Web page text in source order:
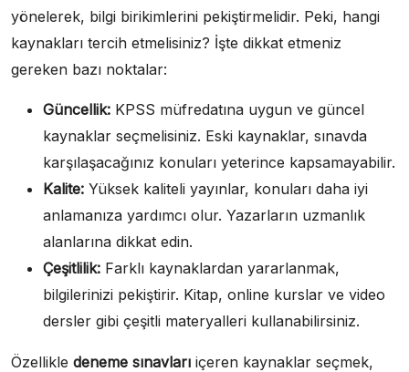
yönelerek, bilgi birikimlerini pekiştirmelidir. Peki, hangi
kaynakları tercih etmelisiniz? İşte dikkat etmeniz
gereken bazı noktalar:
Güncellik: KPSS müfredatına uygun ve güncel
kaynaklar seçmelisiniz. Eski kaynaklar, sınavda
karşılaşacağınız konuları yeterince kapsamayabilir.
Kalite: Yüksek kaliteli yayınlar, konuları daha iyi
anlamanıza yardımcı olur. Yazarların uzmanlık
alanlarına dikkat edin.
Çeşitlilik: Farklı kaynaklardan yararlanmak,
bilgilerinizi pekiştirir. Kitap, online kurslar ve video
dersler gibi çeşitli materyalleri kullanabilirsiniz.
Özellikle deneme sınavları içeren kaynaklar seçmek,